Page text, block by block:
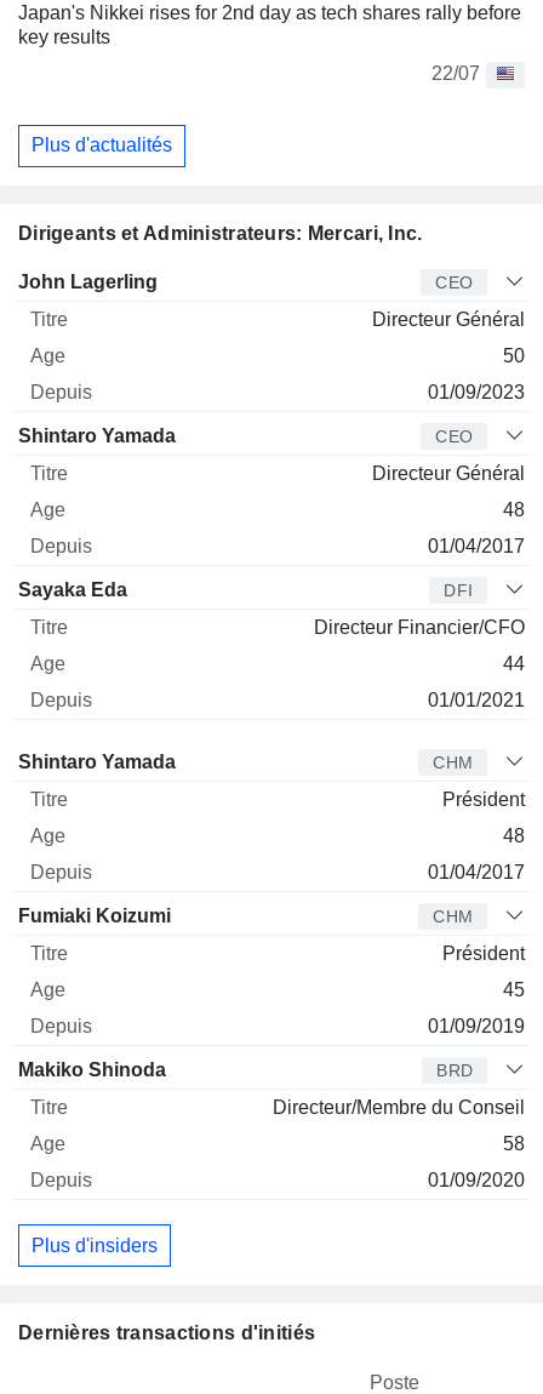
Japan's Nikkei rises for 2nd day as tech shares rally before
key results
22/07
Plus d'actualités
Dirigeants et Administrateurs: Mercari, Inc.
Dirigeant Titre
John Lagerling CEO
Directeur Général
50
01/09/2023
Shintaro Yamada CEO
Directeur Général
48
01/04/2017
Sayaka Eda DFI
Directeur Financier/CFO
44
01/01/2021
Administrateur Titre
Shintaro Yamada CHM
Président
48
01/04/2017
Fumiaki Koizumi CHM
Président
45
01/09/2019
Makiko Shinoda BRD
Directeur/Membre du Conseil
58
01/09/2020
Plus d'insiders
Dernières transactions d'initiés
Poste